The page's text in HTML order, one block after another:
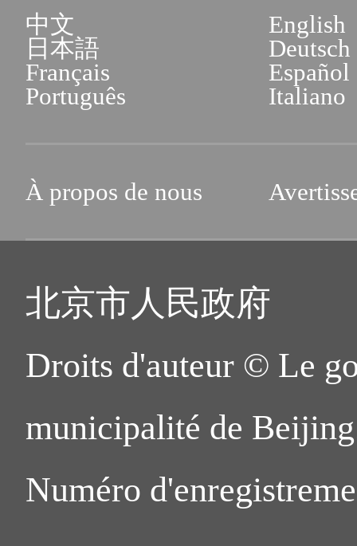
中文
English
日本語
Deutsch
Français
Español
Português
Italiano
À propos de nous
北京市人民政府
Droits d'auteur © Le
municipalité de
Numéro